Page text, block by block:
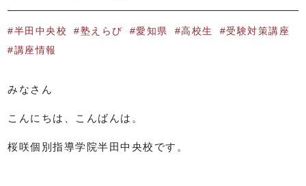
半田中央校 塾えらび 愛知県 高校生
受験対策講座
講座情報
みなさん
こんにちは、こんばんは。
桜咲個別指導学院半田中央校です。